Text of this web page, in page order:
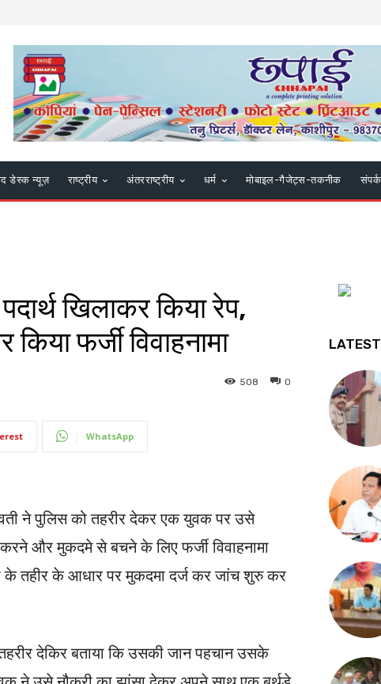
डेस्क न्यूज़ राष्ट्रीय अंतरराष्ट्रीय धर्म मोबाइल-गैजेट्स-तकनीक
खिलाकर किया रेप,
फर्जी विवाहनामा
0
508
WhatsApp
ने पुलिस को तहरीर देकर एक युवक पर उसे
और मुकदमे से बचने के लिए फर्जी विवाहनामा
के तहीर के आधार पर मुकदमा दर्ज कर जांच शुरु कर
देकिर बताया कि उसकी जान पहचान उसके